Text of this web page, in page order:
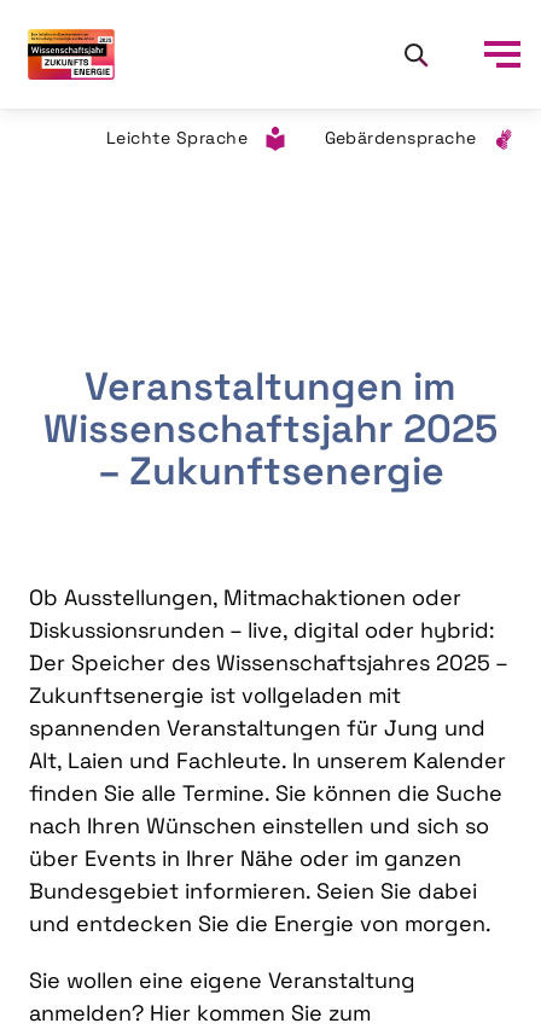
Leichte Sprache Gebärdensprache
Veranstaltungen im
Wissenschaftsjahr 2025
– Zukunftsenergie
Ob Ausstellungen, Mitmachaktionen oder
Diskussionsrunden – live, digital oder hybrid:
Der Speicher des Wissenschaftsjahres 2025 –
Zukunftsenergie ist vollgeladen mit
spannenden Veranstaltungen für Jung und
Alt, Laien und Fachleute. In unserem Kalender
finden Sie alle Termine. Sie können die Suche
nach Ihren Wünschen einstellen und sich so
über Events in Ihrer Nähe oder im ganzen
Bundesgebiet informieren. Seien Sie dabei
und entdecken Sie die Energie von morgen.
Sie wollen eine eigene Veranstaltung
anmelden? Hier kommen Sie zum